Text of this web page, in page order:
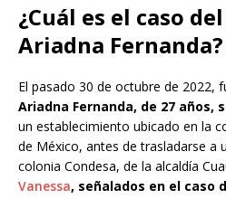
¿Cuál es el caso
Ariadna Fernanda?
El pasado 30 de octubre de 2022,
Ariadna Fernanda, de 27 años,
un establecimiento ubicado en la
de México, antes de trasladarse a
colonia Condesa, de la alcaldía
Vanessa, señalados en el caso